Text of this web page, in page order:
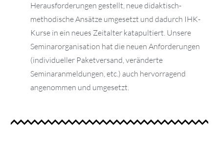
Herausforderungen gestellt, neue didaktisch-
methodische Ansätze umgesetzt und dadurch IHK-
Kurse in ein neues Zeitalter katapultiert. Unsere
Seminarorganisation hat die neuen Anforderungen
(individueller Paketversand, veränderte
Seminaranmeldungen, etc.) auch hervorragend
angenommen und umgesetzt.